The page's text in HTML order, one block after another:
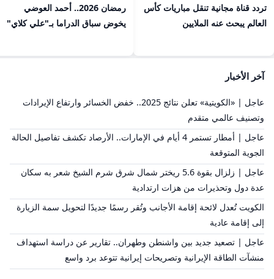
تردد قناة مجانية تنقل مباريات كأس
العالم يبحث عنه الملايين
رمضان 2026.. أحمد العوضي
يخوض سباق الدراما بـ"علي كلاي"
آخر الأخبار
عاجل | «الكويتية» تعلن نتائج 2025.. خفض الخسائر وارتفاع الإيرادات
وتصنيف عالمي متقدم
عاجل | أمطار تستمر 4 أيام في الإمارات.. الأرصاد تكشف تفاصيل الحالة
الجوية المتوقعة
عاجل | زلزال بقوة 5.6 ريختر شمال شرق شرم الشيخ شعر به سكان
عدة دول وتحذيرات من هزات ارتدادية
الكويت تُعدل لائحة إقامة الأجانب وتُقر رسمًا جديدًا لتحويل سمة الزيارة
إلى إقامة عادية
عاجل | تصعيد جديد بين واشنطن وطهران.. تقارير عن دراسة استهداف
منشآت الطاقة الإيرانية وتصريحات إيرانية تتوعد برد واسع